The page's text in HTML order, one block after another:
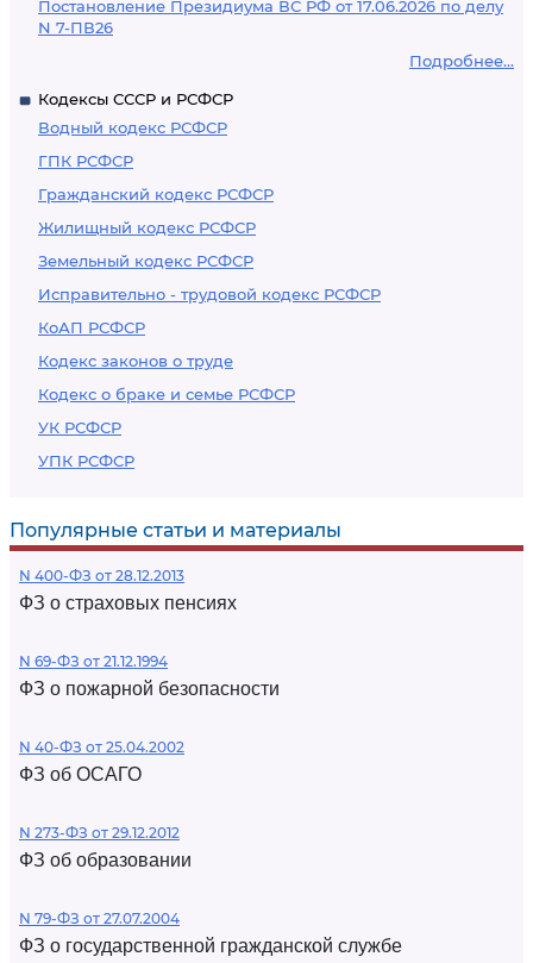
Постановление Президиума ВС РФ от 17.06.2026 по делу
N 7-ПВ26
Подробнее...
Кодексы СССР и РСФСР
Водный кодекс РСФСР
ГПК РСФСР
Гражданский кодекс РСФСР
Жилищный кодекс РСФСР
Земельный кодекс РСФСР
Исправительно - трудовой кодекс РСФСР
КоАП РСФСР
Кодекс законов о труде
Кодекс о браке и семье РСФСР
УК РСФСР
УПК РСФСР
Популярные статьи и материалы
N 400-ФЗ от 28.12.2013
ФЗ о страховых пенсиях
N 69-ФЗ от 21.12.1994
ФЗ о пожарной безопасности
N 40-ФЗ от 25.04.2002
ФЗ об ОСАГО
N 273-ФЗ от 29.12.2012
ФЗ об образовании
N 79-ФЗ от 27.07.2004
ФЗ о государственной гражданской службе